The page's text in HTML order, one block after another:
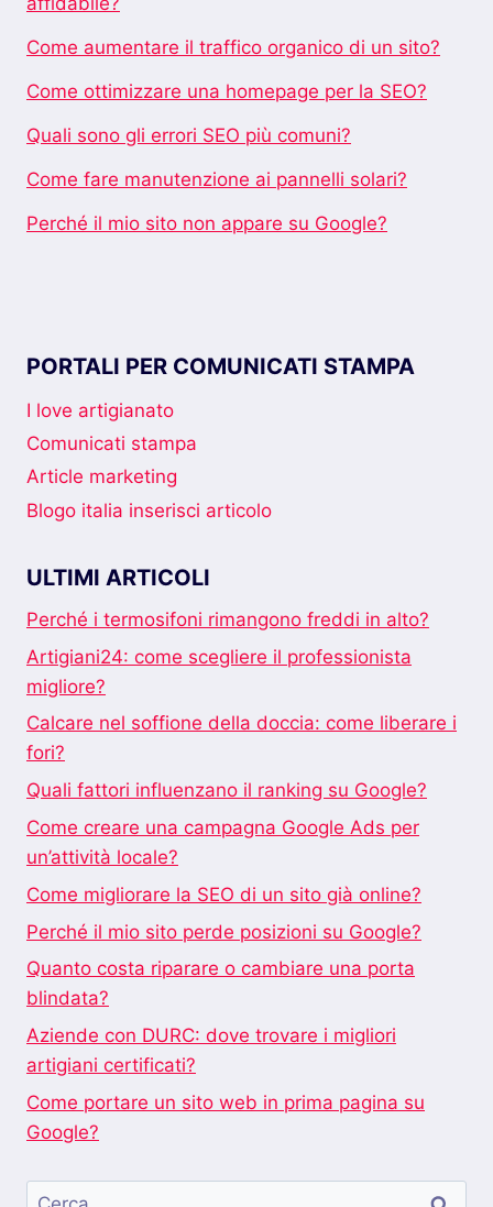
Come aumentare il traffico organico di un sito?
Come ottimizzare una homepage per la SEO?
Quali sono gli errori SEO più comuni?
Come fare manutenzione ai pannelli solari?
Perché il mio sito non appare su Google?
PORTALI PER COMUNICATI STAMPA
I love artigianato
Comunicati stampa
Article marketing
Blogo italia inserisci articolo
ULTIMI ARTICOLI
Perché i termosifoni rimangono freddi in alto?
Artigiani24: come scegliere il professionista
migliore?
Calcare nel soffione della doccia: come liberare i
fori?
Quali fattori influenzano il ranking su Google?
Come creare una campagna Google Ads per
un’attività locale?
Come migliorare la SEO di un sito già online?
Perché il mio sito perde posizioni su Google?
Quanto costa riparare o cambiare una porta
blindata?
Aziende con DURC: dove trovare i migliori
artigiani certificati?
Come portare un sito web in prima pagina su
Google?
Ricerca